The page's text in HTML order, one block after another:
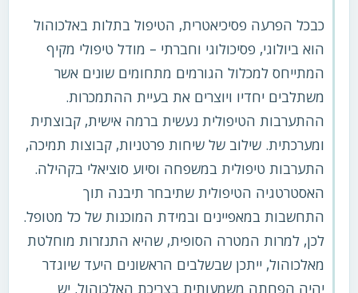
כבכל הפרעה פסיכיאטרית, הטיפול בתלות באלכוהול
הוא ביולוגי, פסיכולוגי וחברתי – מודל טיפולי מקיף
המתייחס למכלול הגורמים מתחומים שונים אשר
משתלבים יחדיו ויוצרים את בעיית ההתמכרות.
ההתערבות הטיפולית נעשית ברמה אישית, קבוצתית
ומערכתית. שילוב של שיחות פרטניות, קבוצות תמיכה,
התערבות טיפולית במשפחה וסיוע סוציאלי בקהילה.
האסטרטגיה הטיפולית שתיבחר תיבנה תוך
התחשבות במאפיינים ובמידת המוכנות של כל מטופל.
לכן, למרות המטרה הסופית, שהיא התנזרות מוחלטת
מאלכוהול, ייתכן שבשלבים הראשונים היעד שיוגדר
יהיה הפחתה משמעותית בצריכת האלכוהול. יש